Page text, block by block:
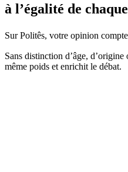
à l’égalité de
Sur Politês, votre opinion
Sans distinction d’âge,
même poids et enrichit le débat.